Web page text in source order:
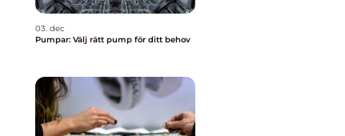
03. dec
Pumpar: Välj rätt pump för ditt behov